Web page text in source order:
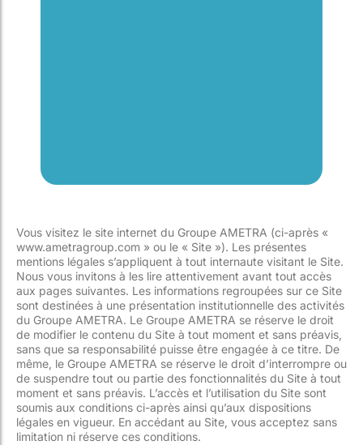
Vous visitez le site internet du Groupe AMETRA (ci-après «
www.ametragroup.com » ou le « Site »). Les présentes
mentions légales s’appliquent à tout internaute visitant le Site.
Nous vous invitons à les lire attentivement avant tout accès
aux pages suivantes. Les informations regroupées sur ce Site
sont destinées à une présentation institutionnelle des activités
du Groupe AMETRA. Le Groupe AMETRA se réserve le droit
de modifier le contenu du Site à tout moment et sans préavis,
sans que sa responsabilité puisse être engagée à ce titre. De
même, le Groupe AMETRA se réserve le droit d’interrompre ou
de suspendre tout ou partie des fonctionnalités du Site à tout
moment et sans préavis. L’accès et l’utilisation du Site sont
soumis aux conditions ci-après ainsi qu’aux dispositions
légales en vigueur. En accédant au Site, vous acceptez sans
limitation ni réserve ces conditions.